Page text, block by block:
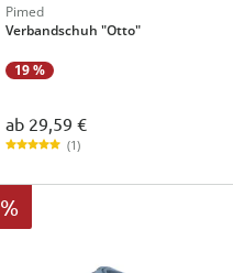
Pimed
Verbandschuh "Otto"
19 %
ab 29,59 €
(1)
%